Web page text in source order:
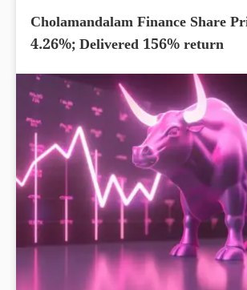
Cholamandalam Finance Share
4.26%; Delivered 156% return